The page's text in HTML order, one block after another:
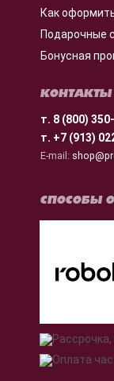
Как
Подарочные
Бонусная
КОНТАКТЫ
т. 8 (800)
т. +7 (913)
E-mail:
СПОСОБЫ